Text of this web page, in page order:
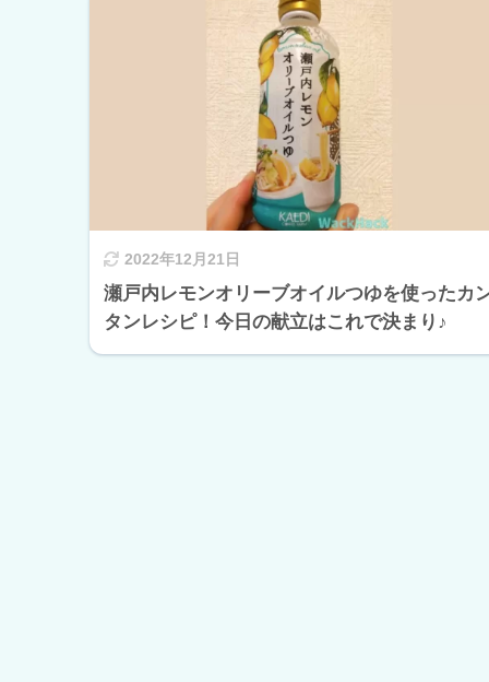
2022年12月21日
瀬戸内レモンオリーブオイルつゆを使ったカ
タンレシピ！今日の献立はこれで決まり♪